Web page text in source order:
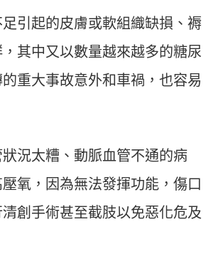
引起的皮膚或軟組織缺損、褥
其中又以數量越來越多的糖尿
重大事故意外和車禍，也容易
況太糟、動脈血管不通的病
氧，因為無法發揮功能，傷口
創手術甚至截肢以免惡化危及